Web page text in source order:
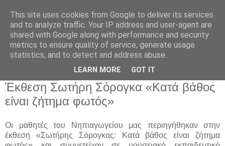
Παιδικός Σταθμός-
Νηπιαγωγείο "ΔΕΛΑΣΑΛ"
Έκθεση Σωτήρη Σόρογκα «Κατά βάθος
είναι ζήτημα φωτός»
Οι μαθητές του Νηπιαγωγείου μας περιηγήθηκαν στην
έκθεση «Σωτήρης Σόρογκας: Κατά βάθος είναι ζήτημα
This site uses cookies from Google to deliver its services
and to analyze traffic. Your IP address and user-agent are
shared with Google along with performance and security
metrics to ensure quality of service, generate usage
statistics, and to detect and address abuse.
LEARN MORE GOT IT